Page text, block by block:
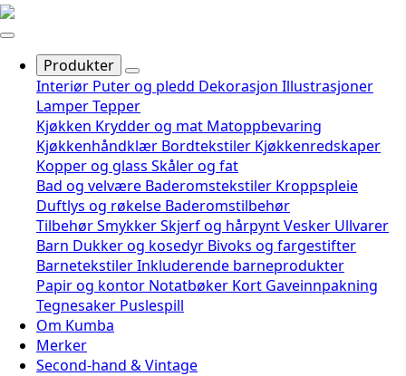
Produkter
Interiør Puter og pledd Dekorasjon Illustrasjoner
LamperTepper
Kjøkken Krydder og mat Matoppbevaring
Kjøkkenhåndklær Bordtekstiler Kjøkkenredskaper
Kopper og glass Skåler og fat
Bad og velvære Baderomstekstiler Kroppspleie
Duftlys og røkelse Baderomstilbehør
TilbehørSmykkerSkjerf og hårpyntVesker Ullvarer
Barn Dukker og kosedyr Bivoks og fargestifter
BarnetekstilerInkluderende barneprodukter
Papir og kontor Notatbøker Kort Gaveinnpakning
Tegnesaker Puslespill
Om Kumba
Merker
Second-hand & Vintage